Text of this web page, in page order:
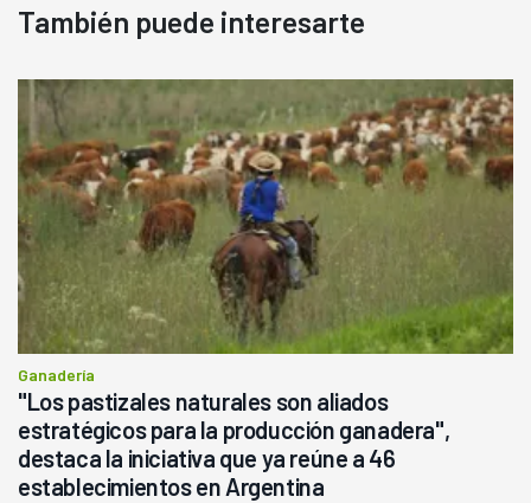
También puede interesarte
Ganadería
"Los pastizales naturales son aliados
estratégicos para la producción ganadera",
destaca la iniciativa que ya reúne a 46
establecimientos en Argentina